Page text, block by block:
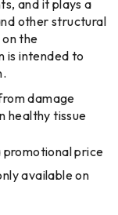
and it plays a
other structural
the
is intended to
damage
healthy tissue
price
available on